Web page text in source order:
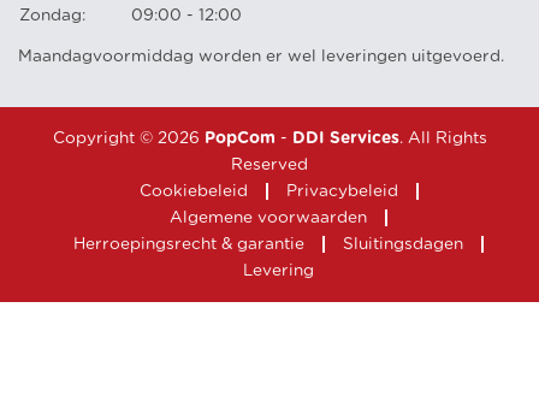
Zondag:
09:00 - 12:00
Maandagvoormiddag worden er wel leveringen uitgevoerd.
Copyright © 2026 PopCom - DDI Services. All Rights
Reserved
Cookiebeleid
Privacybeleid
Algemene voorwaarden
Herroepingsrecht & garantie
Sluitingsdagen
Levering